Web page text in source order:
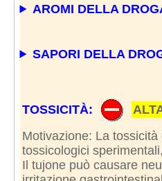
AROMI DELLA
SAPORI DELLA
TOSSICITÀ:
Motivazione: La
tossicologici
Il tujone può causare